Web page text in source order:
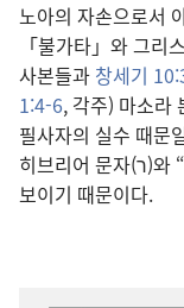
노아의 자손으로서
「불가타」와 그리
사본들과 창세기
1:4-6, 각주) 마소라
필사자의 실수 때문
히브리어 문자(ר)와 “D”(ㄷ)에 해당하는 문자(ד)가 매우 비슷해
보이기 때문이다.